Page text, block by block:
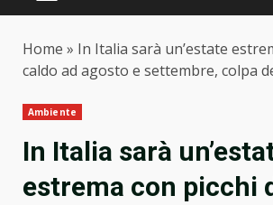
Home » In Italia sarà un’estate
caldo ad agosto e settembre, colpa
Ambiente
In Italia sarà
estrema con picchi